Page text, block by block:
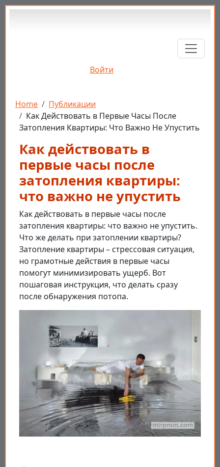
Перейти к основному содержанию
Войти
Строка навигации
Home
Публикации
Как Действовать в Первые Часы После
Затопления Квартиры: Что Важно Не Упустить
Как действовать в
первые часы после
затопления квартиры:
что важно не упустить
Как действовать в первые часы после
затопления квартиры: что важно не упустить.
Что же делать при затоплении квартиры?
Затопление квартиры – стрессовая ситуация,
но грамотные действия в первые часы
помогут минимизировать ущерб. Вот
пошаговая инструкция, что делать сразу
после обнаружения потопа.